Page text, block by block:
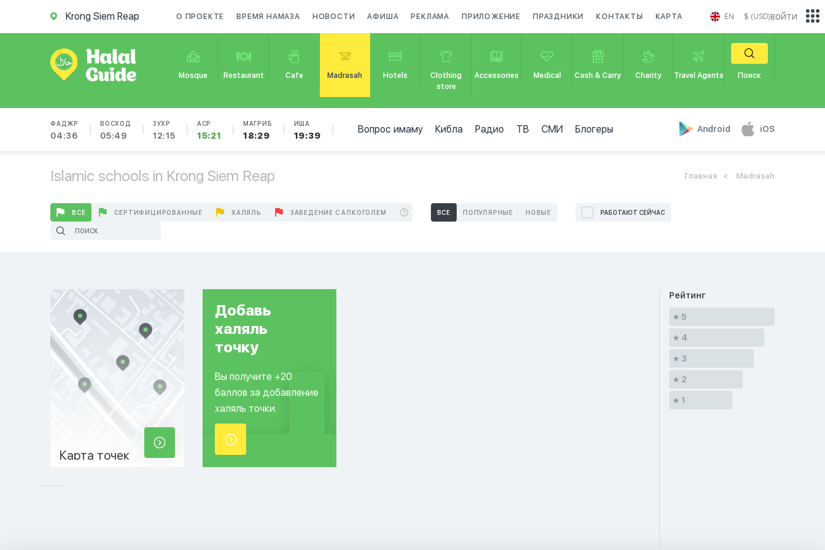
Krong Siem Reap О ПРОЕКТЕ ВРЕМЯ НАМАЗА НОВОСТИ АФИША РЕКЛАМА ПРИЛОЖЕНИЕ ПРАЗДНИКИ КОНТАКТЫ КАРТА EN $ (USD)
Mosque Restaurant Cafe Madrasah Hotels
Clothing
store
Accessories Medical Cash & Carry Charity Travel Agents Поиск
ФАДЖР
04:36
ВОСХОД
05:49
ЗУХР
12:15
АСР
15:21
МАГРИБ
18:29
ИША
19:39
Вопрос имаму Кибла Радио ТВ СМИ Блогеры Android iOS
войти
Islamic schools in Krong Siem Reap Главная Madrasah
ВСЕ СЕРТИФИЦИРОВАННЫЕ ХАЛЯЛЬ ЗАВЕДЕНИЕ С АЛКОГОЛЕМ ВСЕ ПОПУЛЯРНЫЕ НОВЫЕ РАБОТАЮТ СЕЙЧАС
Карта точек
Добавь
халяль
точку
Вы получите +20
баллов за добавление
халяль точки.
Рейтинг
5
4
3
2
1